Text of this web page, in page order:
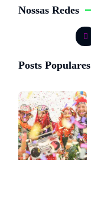
Nossas Redes
Posts Populares